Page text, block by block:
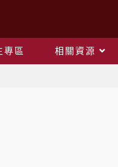
專區 相關資源